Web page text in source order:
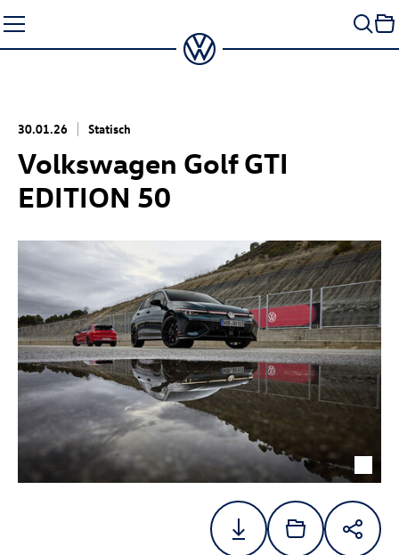
Seiteninhalt
springen
30.01.26 Statisch
Volkswagen Golf GTI
EDITION 50